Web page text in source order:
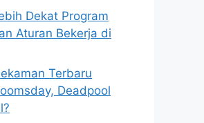
Dekat Program
Aturan Bekerja di
Terbaru
Deadpool